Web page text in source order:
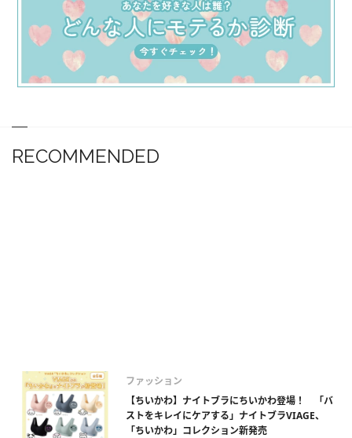
RECOMMENDED
ファッション
【ちいかわ】ナイトブラにちいかわ登場！ 「バ
ストをキレイにケアする」ナイトブラVIAGE、
「ちいかわ」コレクション新発売